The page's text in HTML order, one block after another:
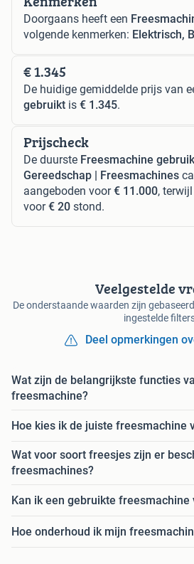
Doorgaans heeft een
volgende kenmerken: Elektrisch,
€ 1.345
De huidige gemiddelde prijs van
gebruikt is € 1.345.
Prijscheck
De duurste Freesmachine
Gereedschap | Freesmachines
aangeboden voor€ 11.000,
voor€ 20 stond.
Veelgestelde
De onderstaande waarden zijn
ingestelde
Deel opmerkingen
Wat zijn de belangrijkste functies
freesmachine?
Hoe kies ik de juiste freesmachine
Wat voor soort freesjes zijn er
freesmachines?
Kan ik een gebruikte freesmachine
Hoe onderhoud ik mijn